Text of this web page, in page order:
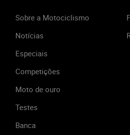
Sobre a Motociclismo
Notícias
Especiais
Competições
Moto de ouro
Testes
Banca